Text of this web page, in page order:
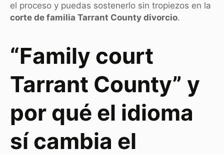
el proceso y puedas sostenerlo sin tropiezos en la
corte de familia Tarrant County divorcio.
“Family court
Tarrant County” y
por qué el idioma
sí cambia el